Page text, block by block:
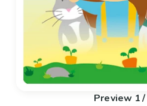
Preview 1/